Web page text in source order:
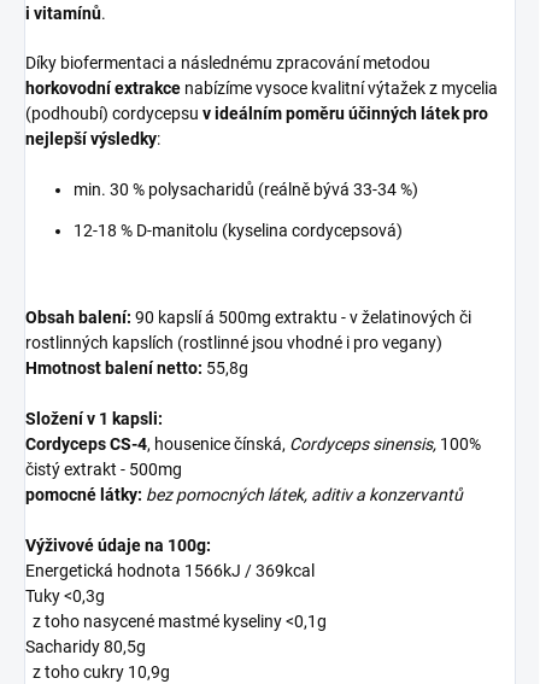
i vitamínů.
Díky biofermentaci a následnému zpracování metodou
horkovodní extrakce nabízíme vysoce kvalitní výtažek z mycelia
(podhoubí) cordycepsu v ideálním poměru účinných látek pro
nejlepší výsledky:
min. 30 % polysacharidů (reálně bývá 33-34 %)
12-18 % D-manitolu (kyselina cordycepsová)
Obsah balení: 90 kapslí á 500mg extraktu - v želatinových či
rostlinných kapslích (rostlinné jsou vhodné i pro vegany)
Hmotnost balenínetto: 55,8g
Složení v 1 kapsli:
Cordyceps CS-4, housenice čínská, Cordyceps sinensis, 100%
čistý extrakt - 500mg
pomocné látky: bez pomocných látek, aditiv a konzervantů
Výživové údaje na 100g:
Energetická hodnota 1566kJ / 369kcal
Tuky <0,3g
z toho nasycené mastmé kyseliny <0,1g
Sacharidy 80,5g
z toho cukry 10,9g